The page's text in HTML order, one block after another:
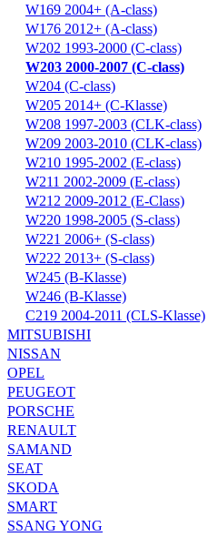
W169 2004+ (A-class)
W176 2012+ (A-class)
W202 1993-2000 (C-class)
W203 2000-2007 (C-class)
W204 (C-class)
W205 2014+ (C-Klasse)
W208 1997-2003 (CLK-class)
W209 2003-2010 (CLK-class)
W210 1995-2002 (E-class)
W211 2002-2009 (E-class)
W212 2009-2012 (E-Class)
W220 1998-2005 (S-class)
W221 2006+ (S-class)
W222 2013+ (S-class)
W245 (B-Klasse)
W246 (B-Klasse)
С219 2004-2011 (CLS-Klasse)
MITSUBISHI
NISSAN
OPEL
PEUGEOT
PORSCHE
RENAULT
SAMAND
SEAT
SKODA
SMART
SSANG YONG